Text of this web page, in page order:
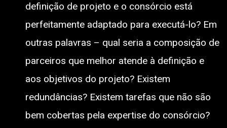
definição de projeto e o consórcio está
perfeitamente adaptado para executá-lo? Em
outras palavras – qual seria a composição de
parceiros que melhor atende à definição e
aos objetivos do projeto? Existem
redundâncias? Existem tarefas que não são
bem cobertas pela expertise do consórcio?